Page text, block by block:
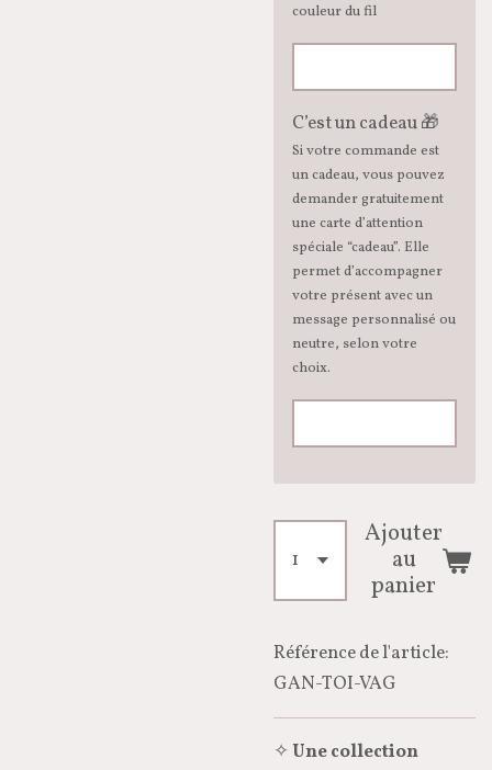
couleur du fil
C’est un cadeau 🎁
Si votre commande est
un cadeau, vous pouvez
demander gratuitement
une carte d’attention
spéciale “cadeau”. Elle
permet d’accompagner
votre présent avec un
message personnalisé ou
neutre, selon votre
choix.
Ajouter
au
panier
Référence de l'article:
GAN-TOI-VAG
✧ Une collection